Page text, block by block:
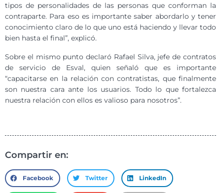
tipos de personalidades de las personas que conforman la
contraparte. Para eso es importante saber abordarlo y tener
conocimiento claro de lo que uno está haciendo y llevar todo
bien hasta el final”, explicó.
Sobre el mismo punto declaró Rafael Silva, jefe de contratos
de servicio de Esval, quien señaló que es importante
“capacitarse en la relación con contratistas, que finalmente
son nuestra cara ante los usuarios. Todo lo que fortalezca
nuestra relación con ellos es valioso para nosotros”.
Compartir en:
Facebook Twitter LinkedIn